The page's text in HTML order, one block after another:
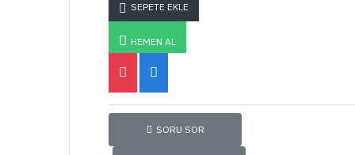
SEPETE EKLE
HEMEN AL
SORU SOR